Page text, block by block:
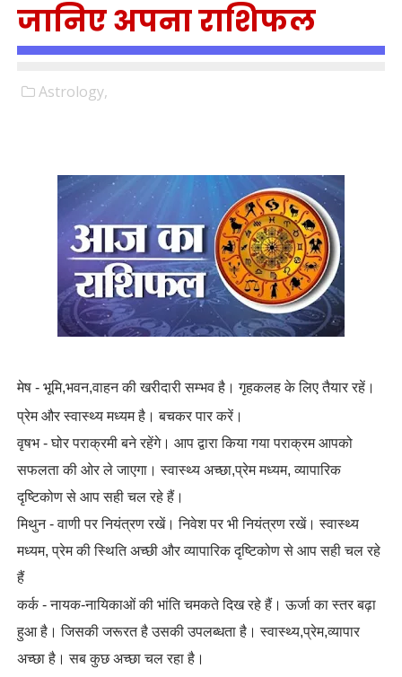
जानिए अपना राशिफल
Astrology,
मेष - भूमि,भवन,वाहन की खरीदारी सम्‍भव है। गृहकलह के लिए तैयार रहें।
प्रेम और स्‍वास्‍थ्‍य मध्‍यम है। बचकर पार करें।
वृषभ - घोर पराक्रमी बने रहेंगे। आप द्वारा किया गया पराक्रम आपको
सफलता की ओर ले जाएगा। स्‍वास्‍थ्‍य अच्‍छा,प्रेम मध्‍यम, व्‍यापारिक
दृष्टिकोण से आप सही चल रहे हैं।
मिथुन - वाणी पर नियंत्रण रखें। निवेश पर भी नियंत्रण रखें। स्‍वास्‍थ्‍य
मध्‍यम, प्रेम की स्थिति अच्‍छी और व्‍यापारिक दृष्टिकोण से आप सही चल रहे
हैं
कर्क - नायक-नायिकाओं की भांति चमकते दिख रहे हैं। ऊर्जा का स्‍तर बढ़ा
हुआ है। जिसकी जरूरत है उसकी उपलब्धता है। स्‍वास्‍थ्‍य,प्रेम,व्‍यापार
अच्‍छा है। सब कुछ अच्‍छा चल रहा है।